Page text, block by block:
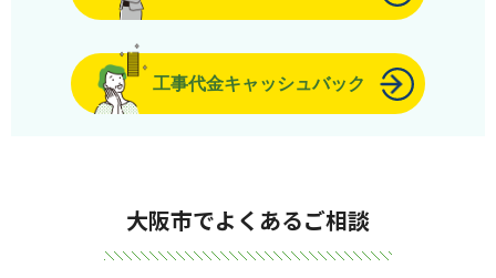
工事代金キャッシュバック
大阪市でよくあるご相談